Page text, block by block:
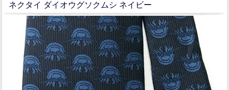
ネクタイ ダイオウグソクムシ ネイビー